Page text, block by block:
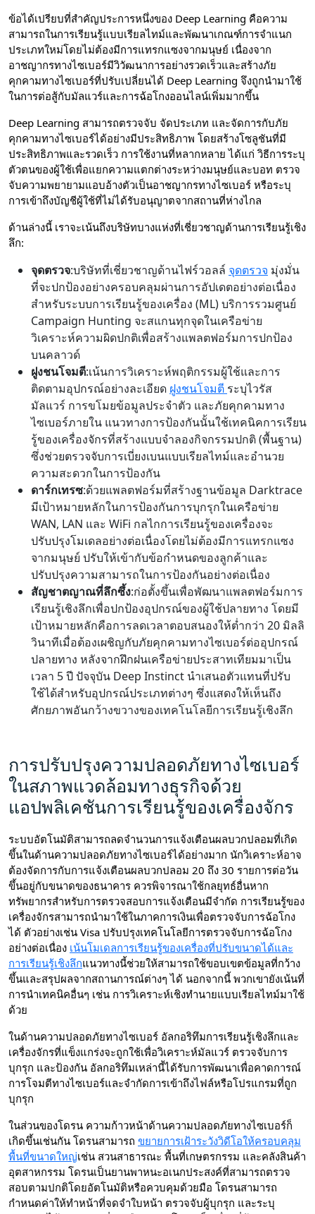
ข้อได้เปรียบที่สำคัญประการหนึ่งของ Deep Learning คือความ
สามารถในการเรียนรู้แบบเรียลไทม์และพัฒนาเกณฑ์การจำแนก
ประเภทใหม่โดยไม่ต้องมีการแทรกแซงจากมนุษย์ เนื่องจาก
อาชญากรทางไซเบอร์มีวิวัฒนาการอย่างรวดเร็วและสร้างภัย
คุกคามทางไซเบอร์ที่ปรับเปลี่ยนได้ Deep Learning จึงถูกนำมาใช้
ในการต่อสู้กับมัลแวร์และการฉ้อโกงออนไลน์เพิ่มมากขึ้น
Deep Learning สามารถตรวจจับ จัดประเภท และจัดการกับภัย
คุกคามทางไซเบอร์ได้อย่างมีประสิทธิภาพ โดยสร้างโซลูชันที่มี
ประสิทธิภาพและรวดเร็ว การใช้งานที่หลากหลาย ได้แก่ วิธีการระบุ
ตัวตนของผู้ใช้เพื่อแยกความแตกต่างระหว่างมนุษย์และบอท ตรวจ
จับความพยายามแอบอ้างตัวเป็นอาชญากรทางไซเบอร์ หรือระบุ
การเข้าถึงบัญชีผู้ใช้ที่ไม่ได้รับอนุญาตจากสถานที่ห่างไกล
ด้านล่างนี้ เราจะเน้นถึงบริษัทบางแห่งที่เชี่ยวชาญด้านการเรียนรู้เชิง
ลึก:
จุดตรวจ:บริษัทที่เชี่ยวชาญด้านไฟร์วอลล์ จุดตรวจ มุ่งมั่น
ที่จะปกป้องอย่างครอบคลุมผ่านการอัปเดตอย่างต่อเนื่อง
สำหรับระบบการเรียนรู้ของเครื่อง (ML) บริการรวมศูนย์
Campaign Hunting จะสแกนทุกจุดในเครือข่าย
วิเคราะห์ความผิดปกติเพื่อสร้างแพลตฟอร์มการปกป้อง
บนคลาวด์
ฝูงชนโจมตี:เน้นการวิเคราะห์พฤติกรรมผู้ใช้และการ
ติดตามอุปกรณ์อย่างละเอียด ฝูงชนโจมตี ระบุไวรัส
มัลแวร์ การขโมยข้อมูลประจำตัว และภัยคุกคามทาง
ไซเบอร์ภายใน แนวทางการป้องกันนั้นใช้เทคนิคการเรียน
รู้ของเครื่องจักรที่สร้างแบบจำลองกิจกรรมปกติ (พื้นฐาน)
ซึ่งช่วยตรวจจับการเบี่ยงเบนแบบเรียลไทม์และอำนวย
ความสะดวกในการป้องกัน
ดาร์กเทรซ:ด้วยแพลตฟอร์มที่สร้างฐานข้อมูล Darktrace
มีเป้าหมายหลักในการป้องกันการบุกรุกในเครือข่าย
WAN, LAN และ WiFi กลไกการเรียนรู้ของเครื่องจะ
ปรับปรุงโมเดลอย่างต่อเนื่องโดยไม่ต้องมีการแทรกแซง
จากมนุษย์ ปรับให้เข้ากับข้อกำหนดของลูกค้าและ
ปรับปรุงความสามารถในการป้องกันอย่างต่อเนื่อง
สัญชาตญาณที่ลึกซึ้ง:ก่อตั้งขึ้นเพื่อพัฒนาแพลตฟอร์มการ
เรียนรู้เชิงลึกเพื่อปกป้องอุปกรณ์ของผู้ใช้ปลายทาง โดยมี
เป้าหมายหลักคือการลดเวลาตอบสนองให้ต่ำกว่า 20 มิลลิ
วินาทีเมื่อต้องเผชิญกับภัยคุกคามทางไซเบอร์ต่ออุปกรณ์
ปลายทาง หลังจากฝึกฝนเครือข่ายประสาทเทียมมาเป็น
เวลา 5 ปี ปัจจุบัน Deep Instinct นำเสนอตัวแทนที่ปรับ
ใช้ได้สำหรับอุปกรณ์ประเภทต่างๆ ซึ่งแสดงให้เห็นถึง
ศักยภาพอันกว้างขวางของเทคโนโลยีการเรียนรู้เชิงลึก
การปรับปรุงความปลอดภัยทางไซเบอร์
ในสภาพแวดล้อมทางธุรกิจด้วย
แอปพลิเคชันการเรียนรู้ของเครื่องจักร
ระบบอัตโนมัติสามารถลดจำนวนการแจ้งเตือนผลบวกปลอมที่เกิด
ขึ้นในด้านความปลอดภัยทางไซเบอร์ได้อย่างมาก นักวิเคราะห์อาจ
ต้องจัดการกับการแจ้งเตือนผลบวกปลอม 20 ถึง 30 รายการต่อวัน
ขึ้นอยู่กับขนาดของธนาคาร ควรพิจารณาใช้กลยุทธ์อื่นหาก
ทรัพยากรสำหรับการตรวจสอบการแจ้งเตือนมีจำกัด การเรียนรู้ของ
เครื่องจักรสามารถนำมาใช้ในภาคการเงินเพื่อตรวจจับการฉ้อโกง
ได้ ตัวอย่างเช่น Visa ปรับปรุงเทคโนโลยีการตรวจจับการฉ้อโกง
อย่างต่อเนื่อง เน้นโมเดลการเรียนรู้ของเครื่องที่ปรับขนาดได้และ
การเรียนรู้เชิงลึกแนวทางนี้ช่วยให้สามารถใช้ขอบเขตข้อมูลที่กว้าง
ขึ้นและสรุปผลจากสถานการณ์ต่างๆ ได้ นอกจากนี้ พวกเขายังเน้นที่
การนำเทคนิคอื่นๆ เช่น การวิเคราะห์เชิงทำนายแบบเรียลไทม์มาใช้
ด้วย
ในด้านความปลอดภัยทางไซเบอร์ อัลกอริทึมการเรียนรู้เชิงลึกและ
เครื่องจักรที่แข็งแกร่งจะถูกใช้เพื่อวิเคราะห์มัลแวร์ ตรวจจับการ
บุกรุก และป้องกัน อัลกอริทึมเหล่านี้ได้รับการพัฒนาเพื่อคาดการณ์
การโจมตีทางไซเบอร์และจำกัดการเข้าถึงไฟล์หรือโปรแกรมที่ถูก
บุกรุก
ในส่วนของโดรน ความก้าวหน้าด้านความปลอดภัยทางไซเบอร์ก็
เกิดขึ้นเช่นกัน โดรนสามารถ ขยายการเฝ้าระวังวิดีโอให้ครอบคลุม
พื้นที่ขนาดใหญ่เช่น สวนสาธารณะ พื้นที่เกษตรกรรม และคลังสินค้า
อุตสาหกรรม โดรนเป็นยานพาหนะอเนกประสงค์ที่สามารถตรวจ
สอบตามปกติโดยอัตโนมัติหรือควบคุมด้วยมือ โดรนสามารถ
กำหนดค่าให้ทำหน้าที่จดจำใบหน้า ตรวจจับผู้บุกรุก และระบุ